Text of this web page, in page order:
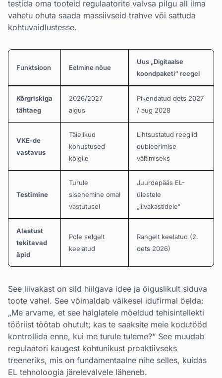
testida oma tooteid regulaatorite valvsa pilgu all ilma
vahetu ohuta saada massiivseid trahve või sattuda
kohtuvaidlustesse.
Funktsioon Eelmine nõue
Uus „Digitaalse
koondpaketi“ reegel
Kõrgriskiga
tähtaeg
2026/2027
algus
Pikendatud dets 2027
/ aug 2028
VKE-de
vastavus
Täielikud
kohustused
kõigile
Lihtsustatud reeglid
dubleerimise
vältimiseks
Testimine
Turule
sisenemine omal
vastutusel
Juurdepääs EL-
ülestele
„liivakastidele“
Alastust
tekitavad
äpid
Pole selgelt
keelatud
Rangelt keelatud (2.
dets 2026)
See liivakast on sild hiilgava idee ja õiguslikult siduva
toote vahel. See võimaldab väikesel idufirmal öelda:
„Me arvame, et see haiglatele mõeldud tehisintellekti
tööriist töötab ohutult; kas te saaksite meie kodutööd
kontrollida enne, kui me turule tuleme?“ See muudab
regulaatori kaugest kohtunikust proaktiivseks
treeneriks, mis on fundamentaalne nihe selles, kuidas
EL tehnoloogia järelevalvele läheneb.